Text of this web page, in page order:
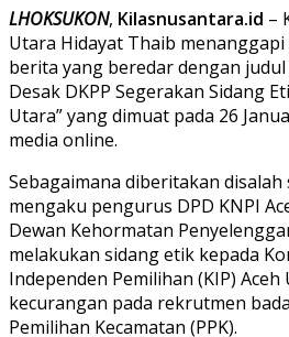
LHOKSUKON, Kilasnusantara.id –
Utara Hidayat Thaib
berita yang beredar dengan judul
Desak DKPP Segerakan Sidang
Utara” yang dimuat pada 26
media online.
Sebagaimana diberitakan disalah
mengaku pengurus DPD KNPI
Dewan Kehormatan
melakukan sidang etik kepada
Independen Pemilihan (KIP)
kecurangan pada rekrutmen
Pemilihan Kecamatan (PPK).